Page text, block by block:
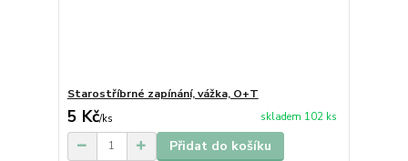
Starostříbrné zapínání, vážka, O+T
5 Kč/ks skladem 102 ks
Přidat do košíku